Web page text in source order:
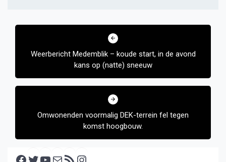
Bericht
Weerbericht Medemblik – koude start, in de avond
kans op (natte) sneeuw
Omwonenden voormalig DEK-terrein fel tegen
komst hoogbouw.
Facebook Twitter YouTube E-mail RSS feed